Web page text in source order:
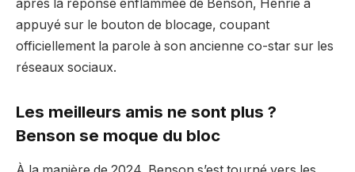
après la réponse enflammée de Benson, Henrie a
appuyé sur le bouton de blocage, coupant
officiellement la parole à son ancienne co-star sur les
réseaux sociaux.
Les meilleurs amis ne sont plus ?
Benson se moque du bloc